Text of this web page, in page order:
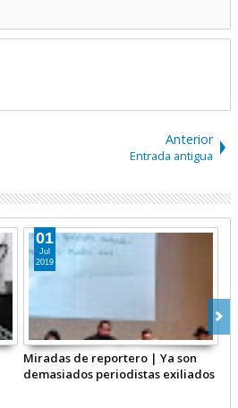
Anterior
Entrada antigua
Miradas de reportero | Ya son
demasiados periodistas exiliados
01
Jul
2019